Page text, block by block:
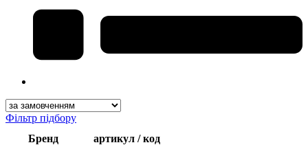
Фільтр підбору
Бренд
артикул / код